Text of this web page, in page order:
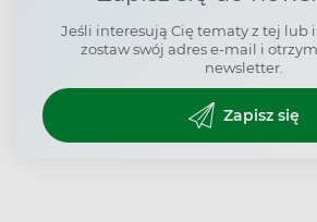
Jeśli interesują Cię tematy z tej lub
zostaw swój adres e-mail i
newsletter.
Zapisz się